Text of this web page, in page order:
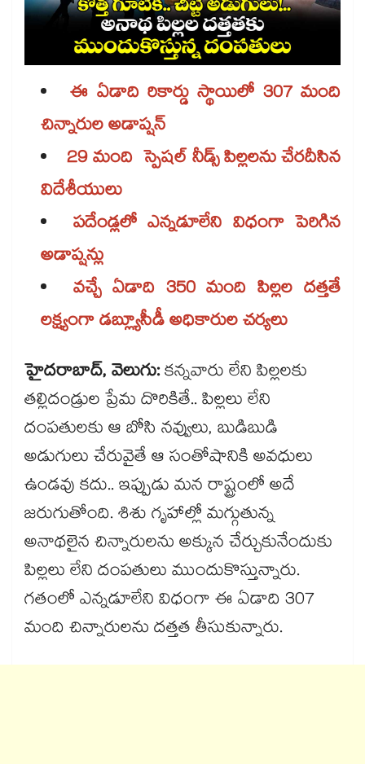
ఈ ఏడాది రికార్డు స్థాయిలో 307 మంది
చిన్నారుల అడాప్షన్
29 మంది స్పెషల్ నీడ్స్​ పిల్లలను చేరదీసిన
విదేశీయులు
పదేండ్లలో ఎన్నడూలేని విధంగా పెరిగిన
అడాప్షన్లు
వచ్చే ఏడాది 350 మంది పిల్లల దత్తతే
లక్ష్యంగా డబ్ల్యూసీడీ అధికారుల చర్యలు
హైదరాబాద్, వెలుగు:కన్నవారు లేని పిల్లలకు
తల్లిదండ్రుల ప్రేమ దొరికితే.. పిల్లలు లేని
దంపతులకు ఆ బోసి నవ్వులు, బుడిబుడి
అడుగులు చేరువైతే ఆ సంతోషానికి అవధులు
ఉండవు కదు.. ఇప్పుడు మన రాష్ట్రంలో అదే
జరుగుతోంది. శిశు గృహాల్లో మగ్గుతున్న
అనాథలైన చిన్నారులను అక్కున చేర్చుకునేందుకు
పిల్లలు లేని దంపతులు ముందుకొస్తున్నారు.
గతంలో ఎన్నడూలేని విధంగా ఈ ఏడాది 307
మంది చిన్నారులను దత్తత తీసుకున్నారు.